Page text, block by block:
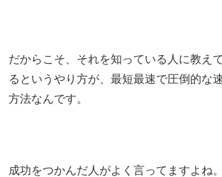
だからこそ、それを知っている人に教え
るというやり方が、最短最速で圧倒的な
方法なんです。
成功をつかんだ人がよく言ってますよね。